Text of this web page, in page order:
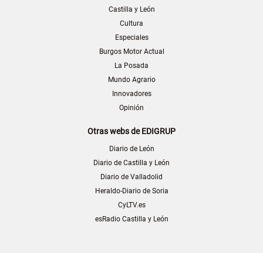
Castilla y León
Cultura
Especiales
Burgos Motor Actual
La Posada
Mundo Agrario
Innovadores
Opinión
Otras webs de EDIGRUP
Diario de León
Diario de Castilla y León
Diario de Valladolid
Heraldo-Diario de Soria
CyLTV.es
esRadio Castilla y León